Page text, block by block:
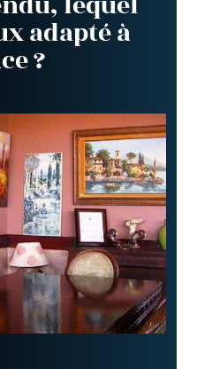
adapté à
?